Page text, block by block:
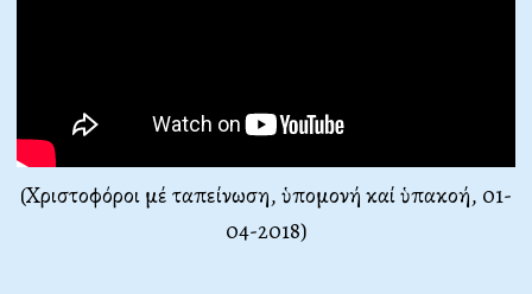
(Χριστοφόροι μέ ταπείνωση, ὑπομονή καί ὑπακοή, 01-
04-2018)